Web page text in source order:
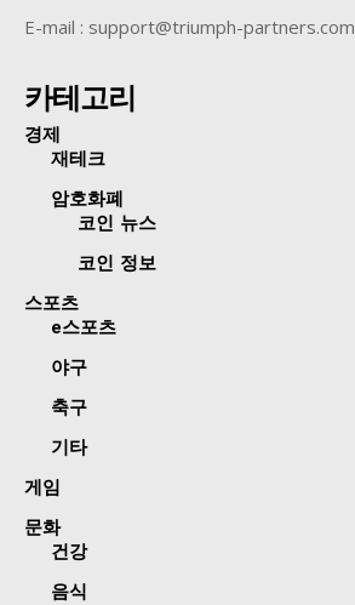
E-mail : support@triumph-partners.com
카테고리
경제
재테크
암호화폐
코인 뉴스
코인 정보
스포츠
e스포츠
야구
축구
기타
게임
문화
건강
음식